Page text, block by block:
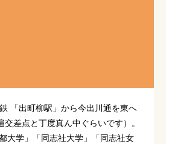
「出町柳駅」から今出川通を東へ
差点と丁度真ん中ぐらいです）。
大学」「同志社大学」「同志社女